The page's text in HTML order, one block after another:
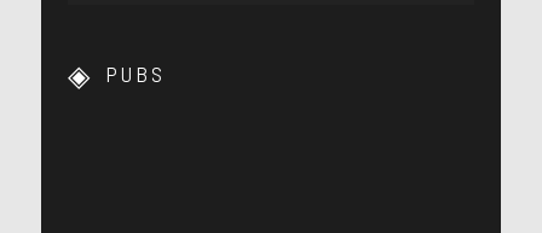
PUBS